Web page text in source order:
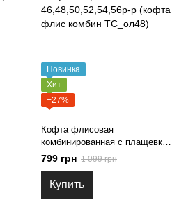
Новинка
Хит
−27%
Кофта флисовая
комбинированная с плащевкой,
цвет олива,пиксель,черная, с
липучками, 46,48,50,52,54,56р-
р (кофта флис комбин
ТС_ол48)
799 грн 1 099 грн
Купить